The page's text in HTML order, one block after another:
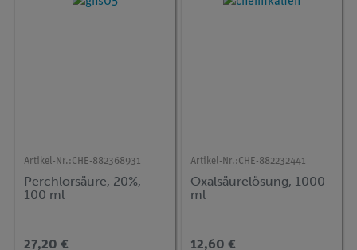
Artikel-Nr.:CHE-882368931
Perchlorsäure, 20%,
100 ml
27,20 €
Artikel-Nr.:CHE-882232441
Oxalsäurelösung, 1000
ml
12,60 €